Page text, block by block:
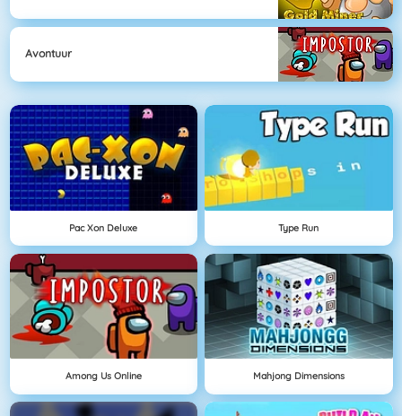
Avontuur
Pac Xon Deluxe Type Run
Among Us Online Mahjong Dimensions